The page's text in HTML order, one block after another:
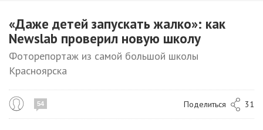
«Даже детей запускать жалко»: как
Newslab проверил новую школу
Фоторепортаж из самой большой школы
Красноярска
54 Поделиться 31